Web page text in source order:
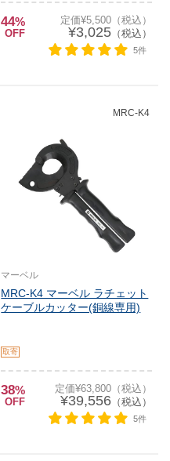
44%
OFF
定価¥5,500（税込）
¥3,025（税込）
5件
MRC-K4
マーベル
MRC-K4 マーベル ラチェット
ケーブルカッター(銅線専用)
取寄
38%
OFF
定価¥63,800（税込）
¥39,556（税込）
5件